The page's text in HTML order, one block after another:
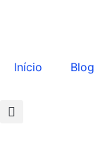
Início Blog